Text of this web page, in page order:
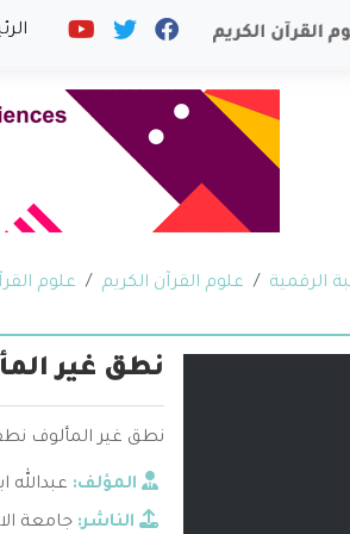
الرقمية علوم القرآن الكريم علوم
نطق غير
نطق غير المألوف
المؤلف: عبدالله
الناشر: جامعة